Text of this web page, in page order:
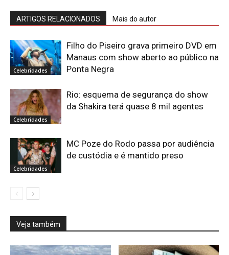
ARTIGOS RELACIONADOS Mais do autor
Celebridades
Filho do Piseiro grava primeiro DVD em
Manaus com show aberto ao público na
Ponta Negra
Celebridades
Rio: esquema de segurança do show
da Shakira terá quase 8 mil agentes
Celebridades
MC Poze do Rodo passa por audiência
de custódia e é mantido preso
Veja também